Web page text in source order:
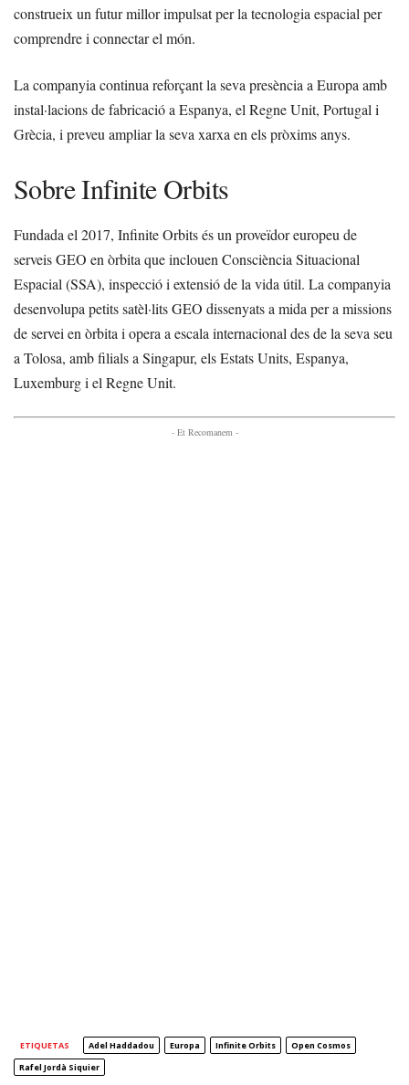
construeix un futur millor impulsat per la tecnologia espacial per
comprendre i connectar el món.
La companyia continua reforçant la seva presència a Europa amb
instal·lacions de fabricació a Espanya, el Regne Unit, Portugal i
Grècia, i preveu ampliar la seva xarxa en els pròxims anys.
Sobre Infinite Orbits
Fundada el 2017, Infinite Orbits és un proveïdor europeu de
serveis GEO en òrbita que inclouen Consciència Situacional
Espacial (SSA), inspecció i extensió de la vida útil. La companyia
desenvolupa petits satèl·lits GEO dissenyats a mida per a missions
de servei en òrbita i opera a escala internacional des de la seva seu
a Tolosa, amb filials a Singapur, els Estats Units, Espanya,
Luxemburg i el Regne Unit.
- Et Recomanem -
ETIQUETAS Adel Haddadou Europa Infinite Orbits
Open Cosmos
Rafel Jordà Siquier